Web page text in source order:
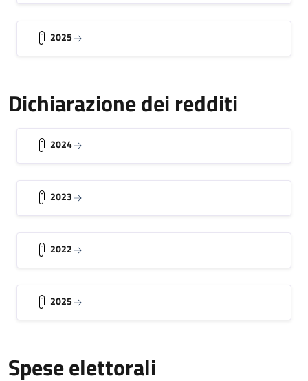
2025
Dichiarazione dei redditi
2024
2023
2022
2025
Spese elettorali